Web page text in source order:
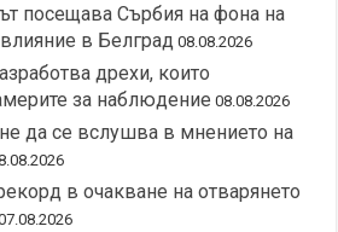
посещава Сърбия на фона на
в Белград 08.08.2026
дрехи, които
за наблюдение 08.08.2026
да се вслушва в мнението на
в очакване на отварянето